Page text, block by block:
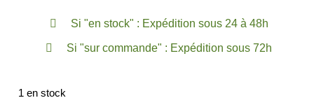
Si "en stock" : Expédition sous 24 à 48h
Si "sur commande" : Expédition sous 72h
1 en stock